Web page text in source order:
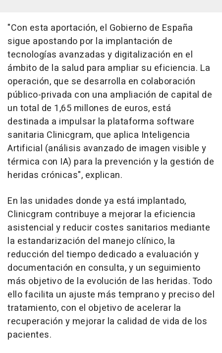
"Con esta aportación, el Gobierno de España
sigue apostando por la implantación de
tecnologías avanzadas y digitalización en el
ámbito de la salud para ampliar su eficiencia. La
operación, que se desarrolla en colaboración
público-privada con una ampliación de capital de
un total de 1,65 millones de euros, está
destinada a impulsar la plataforma software
sanitaria Clinicgram, que aplica Inteligencia
Artificial (análisis avanzado de imagen visible y
térmica con IA) para la prevención y la gestión de
heridas crónicas", explican.
En las unidades donde ya está implantado,
Clinicgram contribuye a mejorar la eficiencia
asistencial y reducir costes sanitarios mediante
la estandarización del manejo clínico, la
reducción del tiempo dedicado a evaluación y
documentación en consulta, y un seguimiento
más objetivo de la evolución de las heridas. Todo
ello facilita un ajuste más temprano y preciso del
tratamiento, con el objetivo de acelerar la
recuperación y mejorar la calidad de vida de los
pacientes.